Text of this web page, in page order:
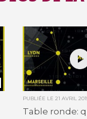
PUBLIÉE LE21 AVRIL
Table ronde: